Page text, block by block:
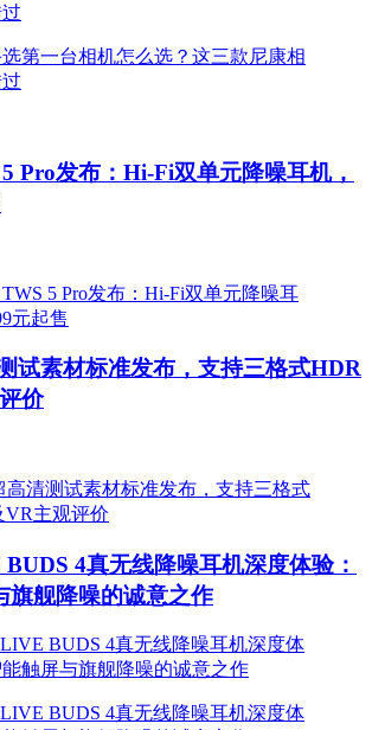
Pro发布：Hi-Fi双单元降噪耳机，
试素材标准发布，支持三格式HDR
价
4真无线降噪耳机深度体验：
旗舰降噪的诚意之作